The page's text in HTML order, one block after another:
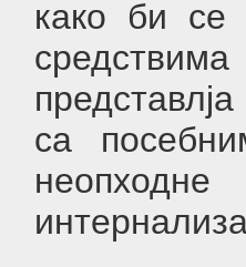
како би се
са